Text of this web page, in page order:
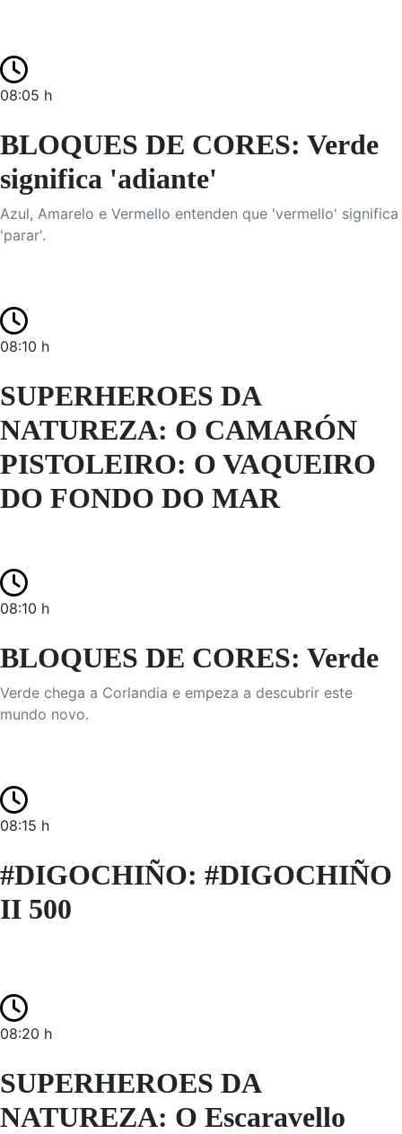
08:05 h
BLOQUES DE CORES: Verde
significa 'adiante'
Azul, Amarelo e Vermello entenden que 'vermello' significa
'parar'.
08:10 h
SUPERHEROES DA
NATUREZA: O CAMARÓN
PISTOLEIRO: O VAQUEIRO
DO FONDO DO MAR
08:10 h
BLOQUES DE CORES: Verde
Verde chega a Corlandia e empeza a descubrir este
mundo novo.
08:15 h
#DIGOCHIÑO: #DIGOCHIÑO
II 500
08:20 h
SUPERHEROES DA
NATUREZA: O Escaravello